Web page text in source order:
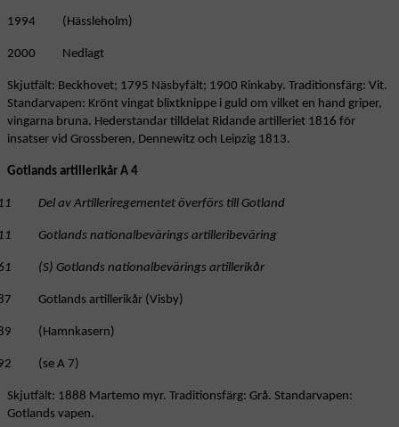
1994 (Hässleholm)
2000 Nedlagt
Skjutfält: Beckhovet; 1795 Näsbyfält; 1900 Rinkaby. Traditionsfärg: Vit.
Standarvapen: Krönt vingat blixtknippe i guld om vilket en hand griper,
vingarna bruna. Hederstandar tilldelat Ridande artilleriet 1816 för
insatser vid Grossberen, Dennewitz och Leipzig 1813.
Gotlands artillerikår A 4
Del av Artilleriregementet överförs till Gotland
Gotlands nationalbevärings artilleribeväring
(S) Gotlands nationalbevärings artillerikår
Gotlands artillerikår (Visby)
(Hamnkasern)
(se A 7)
Skjutfält: 1888 Martemo myr. Traditionsfärg: Grå. Standarvapen:
Gotlands vapen.